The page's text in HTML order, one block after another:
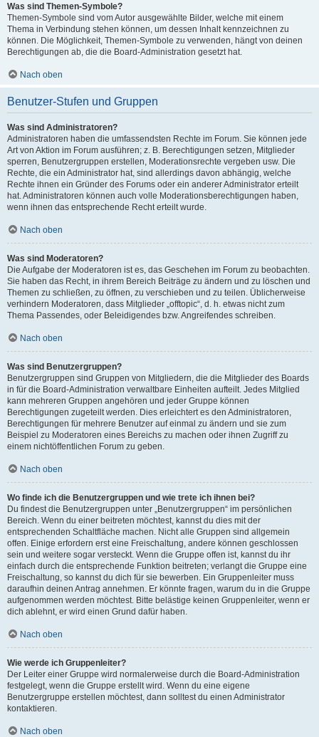
Was sind Themen-Symbole?
Themen-Symbole sind vom Autor ausgewählte Bilder, welche mit einem
Thema in Verbindung stehen können, um dessen Inhalt kennzeichnen zu
können. Die Möglichkeit, Themen-Symbole zu verwenden, hängt von deinen
Berechtigungen ab, die die Board-Administration gesetzt hat.
Nach oben
Benutzer-Stufen und Gruppen
Was sind Administratoren?
Administratoren haben die umfassendsten Rechte im Forum. Sie können jede
Art von Aktion im Forum ausführen; z. B. Berechtigungen setzen, Mitglieder
sperren, Benutzergruppen erstellen, Moderationsrechte vergeben usw. Die
Rechte, die ein Administrator hat, sind allerdings davon abhängig, welche
Rechte ihnen ein Gründer des Forums oder ein anderer Administrator erteilt
hat. Administratoren können auch volle Moderationsberechtigungen haben,
wenn ihnen das entsprechende Recht erteilt wurde.
Nach oben
Was sind Moderatoren?
Die Aufgabe der Moderatoren ist es, das Geschehen im Forum zu beobachten.
Sie haben das Recht, in ihrem Bereich Beiträge zu ändern und zu löschen und
Themen zu schließen, zu öffnen, zu verschieben und zu teilen. Üblicherweise
verhindern Moderatoren, dass Mitglieder „offtopic“, d. h. etwas nicht zum
Thema Passendes, oder Beleidigendes bzw. Angreifendes schreiben.
Nach oben
Was sind Benutzergruppen?
Benutzergruppen sind Gruppen von Mitgliedern, die die Mitglieder des Boards
in für die Board-Administration verwaltbare Einheiten aufteilt. Jedes Mitglied
kann mehreren Gruppen angehören und jeder Gruppe können
Berechtigungen zugeteilt werden. Dies erleichtert es den Administratoren,
Berechtigungen für mehrere Benutzer auf einmal zu ändern und sie zum
Beispiel zu Moderatoren eines Bereichs zu machen oder ihnen Zugriff zu
einem nichtöffentlichen Forum zu geben.
Nach oben
Wo finde ich die Benutzergruppen und wie trete ich ihnen bei?
Du findest die Benutzergruppen unter „Benutzergruppen“ im persönlichen
Bereich. Wenn du einer beitreten möchtest, kannst du dies mit der
entsprechenden Schaltfläche machen. Nicht alle Gruppen sind allgemein
offen. Einige erfordern erst eine Freischaltung, andere können geschlossen
sein und weitere sogar versteckt. Wenn die Gruppe offen ist, kannst du ihr
einfach durch die entsprechende Funktion beitreten; verlangt die Gruppe eine
Freischaltung, so kannst du dich für sie bewerben. Ein Gruppenleiter muss
daraufhin deinen Antrag annehmen. Er könnte fragen, warum du in die Gruppe
aufgenommen werden möchtest. Bitte belästige keinen Gruppenleiter, wenn er
dich ablehnt, er wird einen Grund dafür haben.
Nach oben
Wie werde ich Gruppenleiter?
Der Leiter einer Gruppe wird normalerweise durch die Board-Administration
festgelegt, wenn die Gruppe erstellt wird. Wenn du eine eigene
Benutzergruppe erstellen möchtest, dann solltest du einen Administrator
kontaktieren.
Nach oben